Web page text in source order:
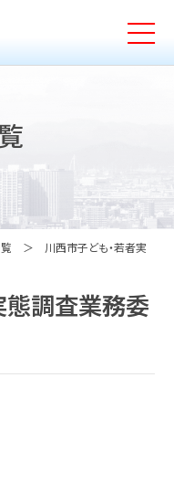
川西市子ども・若者実
態調査業務委